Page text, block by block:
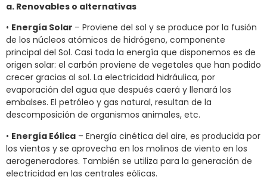
a. Renovables o alternativas
• Energía Solar – Proviene del sol y se produce por la fusión
de los núcleos atómicos de hidrógeno, componente
principal del Sol. Casi toda la energía que disponemos es de
origen solar: el carbón proviene de vegetales que han podido
crecer gracias al sol. La electricidad hidráulica, por
evaporación del agua que después caerá y llenará los
embalses. El petróleo y gas natural, resultan de la
descomposición de organismos animales, etc.
• Energía Eólica – Energía cinética del aire, es producida por
los vientos y se aprovecha en los molinos de viento en los
aerogeneradores. También se utiliza para la generación de
electricidad en las centrales eólicas.